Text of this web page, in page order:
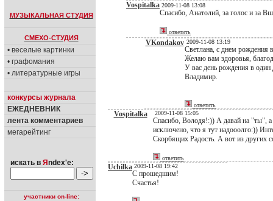
МУЗЫКАЛЬНАЯ СТУДИЯ
СМЕХО-СТУДИЯ
• веселые картинки
• графомания
• литературные игры
конкурсы журнала
ЕЖЕДНЕВНИК
лента комментариев
мегарейтинг
искать в Я ndex'е:
участники on-line:
Vospitalka 2009-11-08 13:08
Спасибо, Анатолий, за голос и за
ответить
VKondakov 2009-11-08 13:19
Светлана, с днем рождения
Желаю вам здоровья,
У вас день рождения в
Владимир.
ответить
Vospitalka 2009-11-08 15:05
Спасибо, Володя!:)) А давай на "ты", а
исключено, что я тут надооолго:))
Скорбящих Радость. А вот из других
ответить
Uchilka 2009-11-08 19:42
С прошедшим!
Счастья!